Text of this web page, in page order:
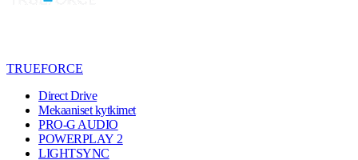
TRUEFORCE
Direct Drive
Mekaaniset kytkimet
PRO-G AUDIO
POWERPLAY 2
LIGHTSYNC